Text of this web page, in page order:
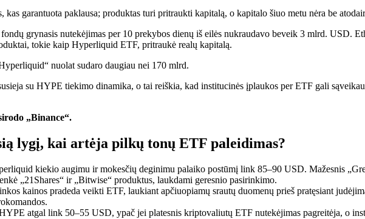
garantuota paklausa; produktas turi pritraukti kapitalą, o kapitalo šiuo metu nėra be
grynasis nutekėjimas per 10 prekybos dienų iš eilės nukraudavo beveik 3 mlrd. USD.
tokie kaip Hyperliquid ETF, pritraukė realų kapitalą.
nuolat sudaro daugiau nei 170 mlrd.
su HYPE tiekimo dinamika, o tai reiškia, kad institucinės įplaukos per ETF gali
„Binance“.
lygį, kai artėja pilkų tonų ETF paleidimas?
kiekio augimu ir mokesčių deginimu palaiko postūmį link 85–90 USD. Mažesnis
„21Shares“ ir „Bitwise“ produktus, laukdami geresnio pasirinkimo.
kainos pradeda veikti ETF, laukiant apčiuopiamų srautų duomenų prieš pratęsiant
atgal link 50–55 USD, ypač jei platesnis kriptovaliutų ETF nutekėjimas pagreitėja, o